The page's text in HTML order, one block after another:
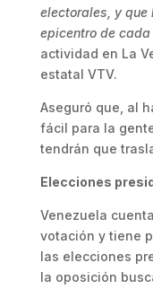
electorales, y que
epicentro de
actividad en La
estatal VTV.
Aseguró que, al
fácil para la
tendrán que
Elecciones
Venezuela
votación y tiene
las elecciones
la oposición